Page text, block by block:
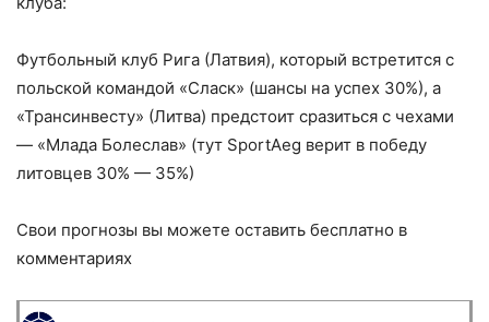
Футбольный клуб Рига (Латвия), который встретится с
польской командой «Сласк» (шансы на успех 30%), а
«Трансинвесту» (Литва) предстоит сразиться с чехами
— «Млада Болеслав» (тут SportAeg верит в победу
литовцев 30% — 35%)
Свои прогнозы вы можете оставить бесплатно в
комментариях